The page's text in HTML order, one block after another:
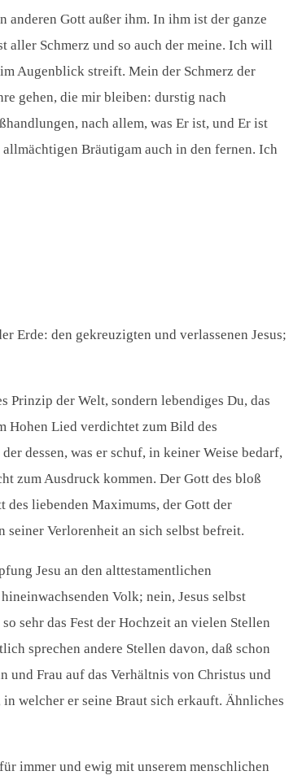
anderen Gott außer ihm. In ihm ist der ganze
aller Schmerz und so auch der meine. Ich will
Augenblick streift. Mein der Schmerz der
gehen, die mir bleiben: durstig nach
nach allem, was Er ist, und Er ist
Bräutigam auch in den fernen. Ich
Erde: den gekreuzigten und verlassenen Jesus;
Prinzip der Welt, sondern lebendiges Du, das
Hohen Lied verdichtet zum Bild des
dessen, was er schuf, in keiner Weise bedarf,
zum Ausdruck kommen. Der Gott des bloß
des liebenden Maximums, der Gott der
seiner Verlorenheit an sich selbst befreit.
Jesu an den alttestamentlichen
Volk; nein, Jesus selbst
sehr das Fest der Hochzeit an vielen Stellen
sprechen andere Stellen davon, daß schon
und Frau auf das Verhältnis von Christus und
welcher er seine Braut sich erkauft. Ähnliches
immer und ewig mit unserem menschlichen